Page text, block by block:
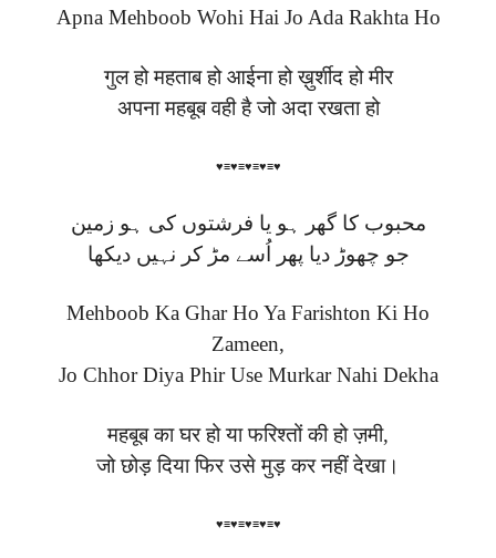
Apna Mehboob Wohi Hai Jo Ada Rakhta Ho
गुल हो महताब हो आईना हो ख़ुर्शीद हो मीर
अपना महबूब वही है जो अदा रखता हो
♥≡♥≡♥≡♥≡♥
محبوب کا گھر ہو یا فرشتوں کی ہو زمین
جو چھوڑ دیا پھر اُسے مڑ کر نہیں دیکھا
Mehboob Ka Ghar Ho Ya Farishton Ki Ho
Zameen,
Jo Chhor Diya Phir Use Murkar Nahi Dekha
महबूब का घर हो या फरिश्तों की हो ज़मी,
जो छोड़ दिया फिर उसे मुड़ कर नहीं देखा।
♥≡♥≡♥≡♥≡♥